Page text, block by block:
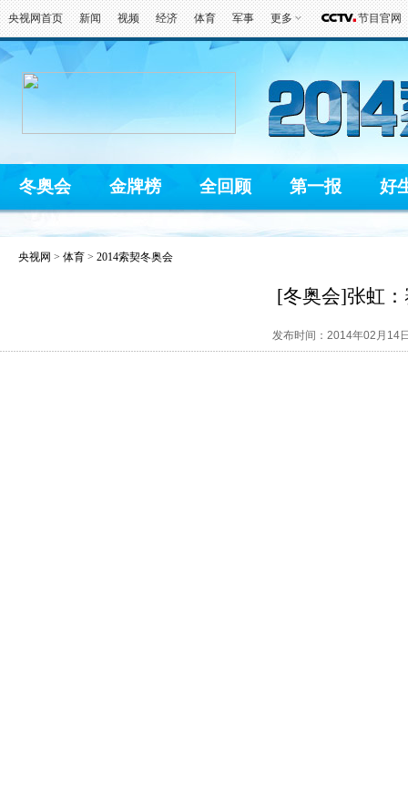
央视网首页 新闻 视频 经济 体育 军事 更多 节目官网
冬奥会 金牌榜 全回顾 第一报 好
央视网 > 体育 > 2014索契冬奥会
[冬奥会]张虹
发布时间：2014年02月14